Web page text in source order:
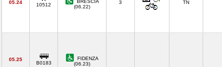
05.24 10512
BRESCIA
(06.22)
3 TN
05.25
B0183
FIDENZA
(06.23)